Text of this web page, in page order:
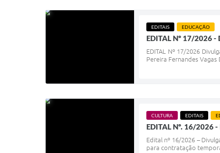
EDITAIS EDUCAÇÃO
EDITAL Nº 17/2026 -
EDITAL Nº 17/2026
Pereira Fernandes Vagas
CULTURA EDITAIS
EDITAL Nº. 16/2026
Edital nº 16/2026 –
para contratação